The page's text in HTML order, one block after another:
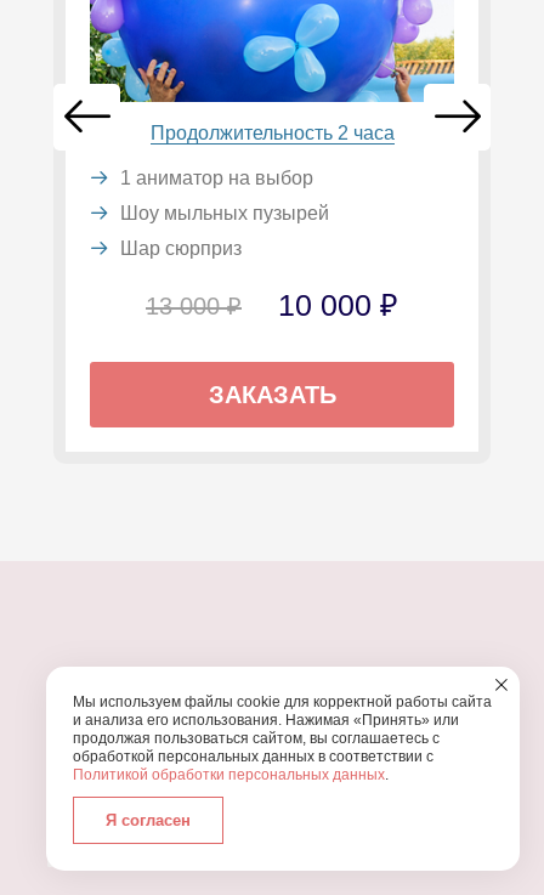
Продолжительность 2 часа
1 аниматор на выбор
Шоу мыльных пузырей
Шар сюрприз
13 000 ₽ 10 000 ₽
ЗАКАЗАТЬ
УЗНАЙТЕ, ПОЧЕМУ ПРОВЕДЕНИЕВАШЕГО
ПРАЗДНИКА СТОИТ ДОВЕРИТЬ НАМ
Работаем с 2016 года
Мы используем файлы cookie для корректной работы сайта
и анализа его использования. Нажимая «Принять» или
продолжая пользоваться сайтом, вы соглашаетесь с
обработкой персональных данных в соответствии с
Политикой обработки персональных данных.
Я согласен